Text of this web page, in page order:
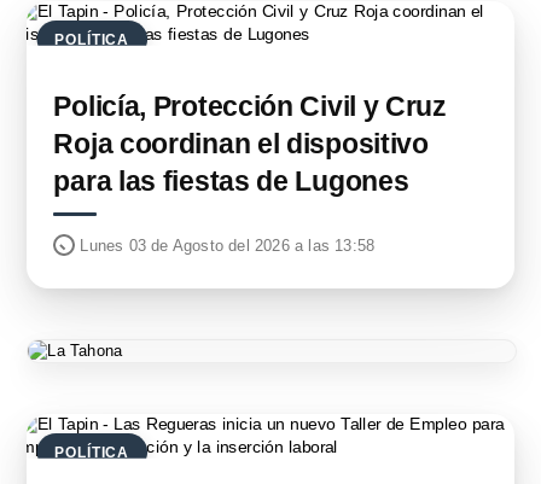
POLÍTICA
Policía, Protección Civil y Cruz
Roja coordinan el dispositivo
para las fiestas de Lugones
Lunes 03 de Agosto del 2026 a las 13:58
POLÍTICA